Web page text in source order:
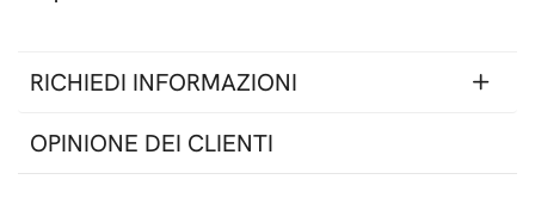
RICHIEDI INFORMAZIONI
OPINIONE DEI CLIENTI